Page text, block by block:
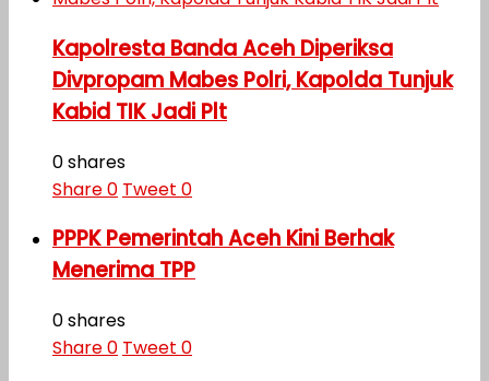
Kapolresta Banda Aceh Diperiksa
Divpropam Mabes Polri, Kapolda Tunjuk
Kabid TIK Jadi Plt
0 shares
Share0 Tweet 0
PPPK Pemerintah Aceh Kini Berhak
Menerima TPP
0 shares
Share0 Tweet 0